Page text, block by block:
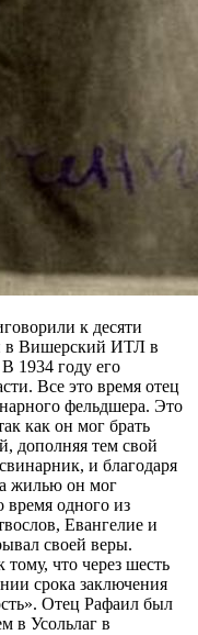
к десяти
в Вишерский ИТЛ в
1934 году его
Все это время отец
фельдшера. Это
как он мог брать
дополняя тем свой
и благодаря
жилью он мог
время одного из
Евангелие и
своей веры.
что через шесть
срока заключения
Отец Рафаил был
в Усольлаг в